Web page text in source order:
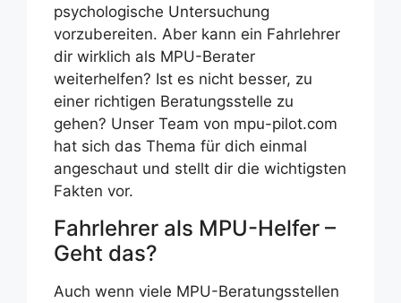
psychologische Untersuchung
vorzubereiten. Aber kann ein Fahrlehrer
dir wirklich als MPU-Berater
weiterhelfen? Ist es nicht besser, zu
einer richtigen Beratungsstelle zu
gehen? Unser Team von mpu-pilot.com
hat sich das Thema für dich einmal
angeschaut und stellt dir die wichtigsten
Fakten vor.
Fahrlehrer als MPU-Helfer –
Geht das?
Auch wenn viele MPU-Beratungsstellen